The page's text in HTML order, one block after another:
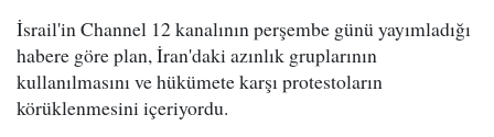
İsrail'in Channel 12 kanalının perşembe günü yayımladığı
habere göre plan, İran'daki azınlık gruplarının
kullanılmasını ve hükümete karşı protestoların
körüklenmesini içeriyordu.